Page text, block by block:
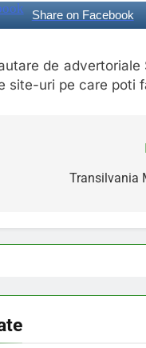
Share on Facebook
de advertoriale
site-uri pe care poti
Transilvania